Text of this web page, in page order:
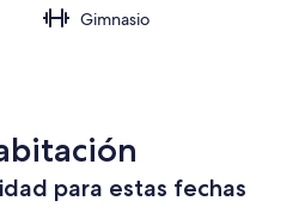
Gimnasio
para estas fechas